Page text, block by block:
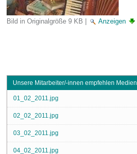
Bild in Originalgröße 9 KB | Anzeigen
Unsere Mitarbeiter/-innen empfehlen Medien
01_02_2011.jpg
02_02_2011.jpg
03_02_2011.jpg
04_02_2011.jpg